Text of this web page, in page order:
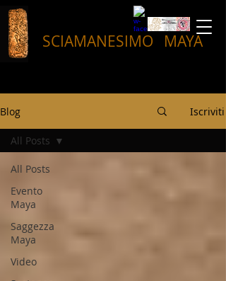
SCIAMANESIMO MAYA
Blog Iscriviti
All Posts
Evento
Maya
Saggezza
Maya
Video
All Posts